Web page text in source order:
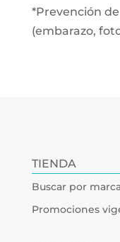
*Prevención
(embarazo,
TIENDA
Buscar por
Promociones